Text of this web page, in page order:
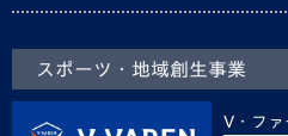
スポーツ・地域創生事業
V・フ